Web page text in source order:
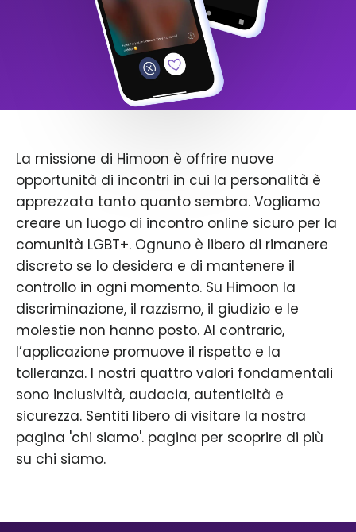
La missione di Himoon è offrire nuove
opportunità di incontri in cui la personalità è
apprezzata tanto quanto sembra. Vogliamo
creare un luogo di incontro online sicuro per la
comunità LGBT+. Ognuno è libero di rimanere
discreto se lo desidera e di mantenere il
controllo in ogni momento. Su Himoon la
discriminazione, il razzismo, il giudizio e le
molestie non hanno posto. Al contrario,
l’applicazione promuove il rispetto e la
tolleranza. I nostri quattro valori fondamentali
sono inclusività, audacia, autenticità e
sicurezza. Sentiti libero di visitare la nostra
pagina 'chi siamo'. pagina per scoprire di più
su chi siamo.